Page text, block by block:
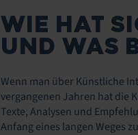
WIE HAT
UND WAS
Wenn man über Künstliche
vergangenen Jahren hat die
Texte, Analysen und
Anfang eines langen Weges